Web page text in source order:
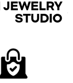
STUDIO